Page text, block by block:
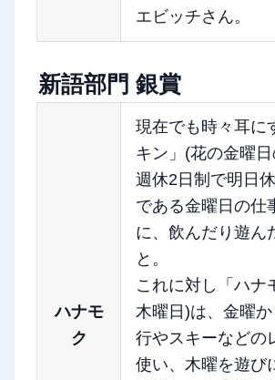
エビッチさん。
新語部門 銀賞
ハナモ
ク
現在でも時々耳に
キン」(花の金曜日
週休2日制で明日
である金曜日の仕
に、飲んだり遊ん
と。
これに対し「ハナ
木曜日)は、金曜
行やスキーなどの
使い、木曜を遊び